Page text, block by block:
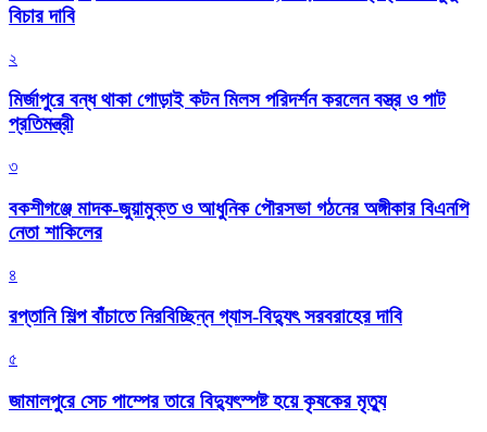
বিচার দাবি
২
মির্জাপুরে বন্ধ থাকা গোড়াই কটন মিলস পরিদর্শন করলেন বস্ত্র ও পাট
প্রতিমন্ত্রী
৩
বকশীগঞ্জে মাদক-জুয়ামুক্ত ও আধুনিক পৌরসভা গঠনের অঙ্গীকার বিএনপি
নেতা শাকিলের
৪
রপ্তানি শিল্প বাঁচাতে নিরবিচ্ছিন্ন গ্যাস-বিদ্যুৎ সরবরাহের দাবি
৫
জামালপুরে সেচ পাম্পের তারে বিদ্যুৎস্পষ্ট হয়ে কৃষকের মৃত্যু